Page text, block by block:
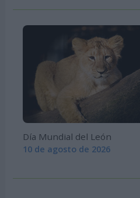
Día Mundial del León
10 de agosto de 2026